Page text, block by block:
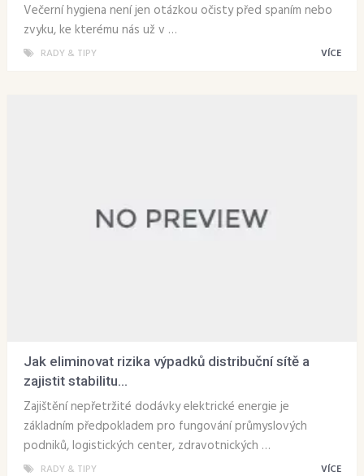
Večerní hygiena není jen otázkou očisty před spaním nebo
zvyku, ke kterému nás už v …
RADY & TIPY VÍCE
Jak eliminovat rizika výpadků distribuční sítě a
zajistit stabilitu...
Zajištění nepřetržité dodávky elektrické energie je
základním předpokladem pro fungování průmyslových
podniků, logistických center, zdravotnických …
RADY & TIPY VÍCE